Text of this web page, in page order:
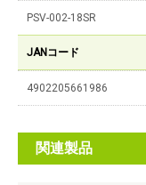
PSV-002-18SR
JANコード
4902205661986
関連製品